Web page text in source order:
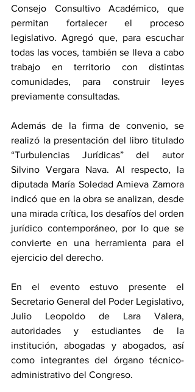
Consejo Consultivo Académico, que
permitan fortalecer el proceso
legislativo. Agregó que, para escuchar
todas las voces, también se lleva a cabo
trabajo en territorio con distintas
comunidades, para construir leyes
previamente consultadas.
Además de la firma de convenio, se
realizó la presentación del libro titulado
“Turbulencias Jurídicas” del autor
Silvino Vergara Nava. Al respecto, la
diputada María Soledad Amieva Zamora
indicó que en la obra se analizan, desde
una mirada crítica, los desafíos del orden
jurídico contemporáneo, por lo que se
convierte en una herramienta para el
ejercicio del derecho.
En el evento estuvo presente el
Secretario General del Poder Legislativo,
Julio Leopoldo de Lara Valera,
autoridades y estudiantes de la
institución, abogadas y abogados, así
como integrantes del órgano técnico-
administrativo del Congreso.